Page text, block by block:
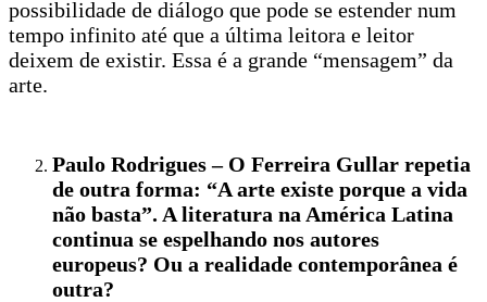
possibilidade de diálogo que pode se estender num
tempo infinito até que a última leitora e leitor
deixem de existir. Essa é a grande “mensagem” da
arte.
Paulo Rodrigues – O Ferreira Gullar repetia
de outra forma: “A arte existe porque a vida
não basta”. A literatura na América Latina
continua se espelhando nos autores
europeus? Ou a realidade contemporânea é
outra?